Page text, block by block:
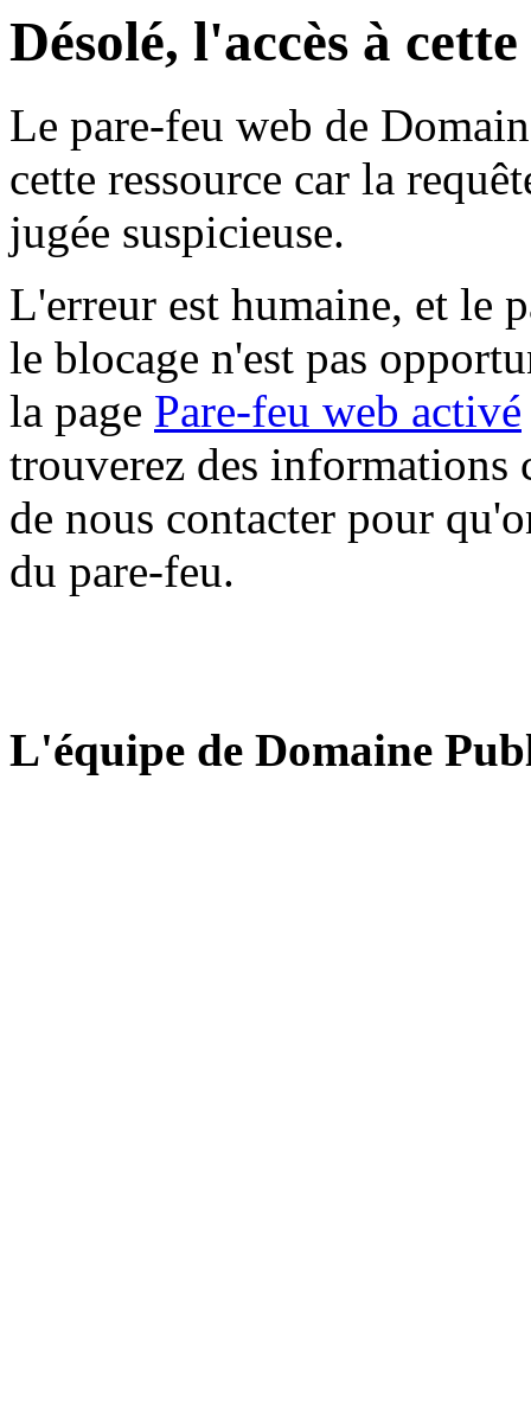
Désolé, l'accès à
Le pare-feu web de
cette ressource car la
jugée suspicieuse.
L'erreur est humaine, et le
le blocage n'est pas
la page Pare-feu web activé
trouverez des informations
de nous contacter pour
du pare-feu.
L'équipe de Domaine